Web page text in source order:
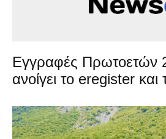
Εγγραφές Πρωτοετών
ανοίγει το eregister και